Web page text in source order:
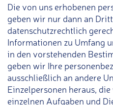
Die von uns erhobenen
geben wir nur dann an
datenschutzrechtlich
Informationen zu Umfang
in den vorstehenden
geben wir Ihre
ausschließlich an andere
Einzelpersonen heraus,
einzelnen Aufgaben und